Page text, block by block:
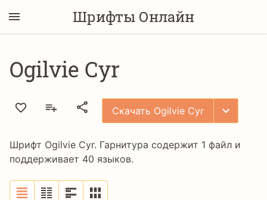
Шрифты Онлайн
Ogilvie Cyr
Скачать Ogilvie Cyr
Шрифт Ogilvie Cyr. Гарнитура содержит 1 файл и
поддерживает 40 языков.